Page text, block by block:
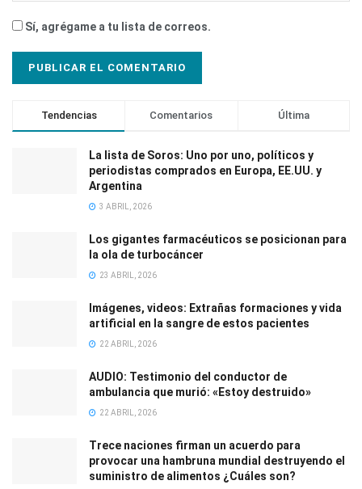
Sí, agrégame a tu lista de correos.
Tendencias Comentarios Última
La lista de Soros: Uno por uno, políticos y
periodistas comprados en Europa, EE.UU. y
Argentina
3 ABRIL, 2026
Los gigantes farmacéuticos se posicionan para
la ola de turbocáncer
23 ABRIL, 2026
Imágenes, videos: Extrañas formaciones y vida
artificial en la sangre de estos pacientes
22 ABRIL, 2026
AUDIO: Testimonio del conductor de
ambulancia que murió: «Estoy destruido»
22 ABRIL, 2026
Trece naciones firman un acuerdo para
provocar una hambruna mundial destruyendo el
suministro de alimentos ¿Cuáles son?